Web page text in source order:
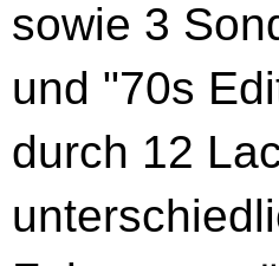
sowie 3
und "70s
durch 12